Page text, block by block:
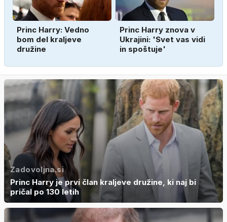
Princ Harry: Vedno
bom del kraljeve
družine
Princ Harry znova v
Ukrajini: 'Svet vas vidi
in spoštuje'
Zadovoljna.si
Princ Harry je prvi član kraljeve družine, ki naj bi
pričal po 130 letih